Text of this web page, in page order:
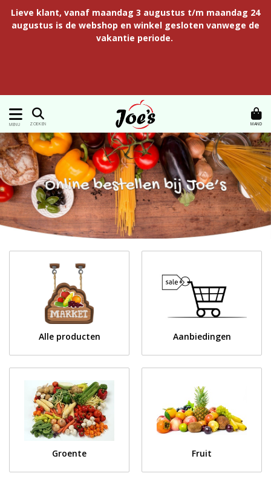
Lieve klant, vanaf maandag 3 augustus t/m maandag 24
augustus is de webshop en winkel gesloten vanwege de
vakantie periode.
MENU ZOEKEN MAND
Alle producten Aanbiedingen
Groente Fruit